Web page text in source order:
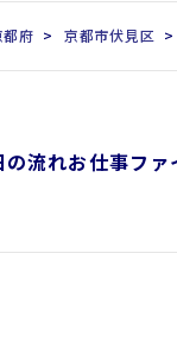
都府 京都市伏見区
の流れお仕事ファ